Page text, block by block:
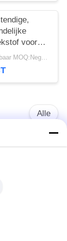
voor
Onderhandelbaar MOQ:Negotiable
Alle
Nylon
Lycra-